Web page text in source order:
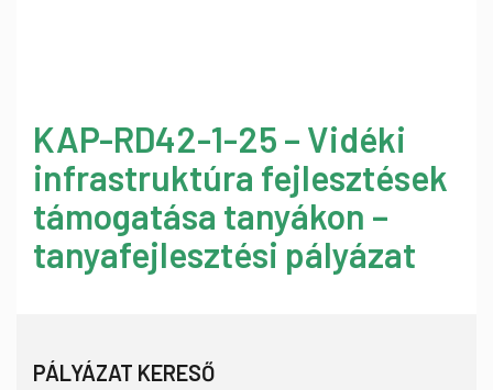
KAP-RD42-1-25 – Vidéki
infrastruktúra fejlesztések
támogatása tanyákon –
tanyafejlesztési pályázat
PÁLYÁZAT KERESŐ